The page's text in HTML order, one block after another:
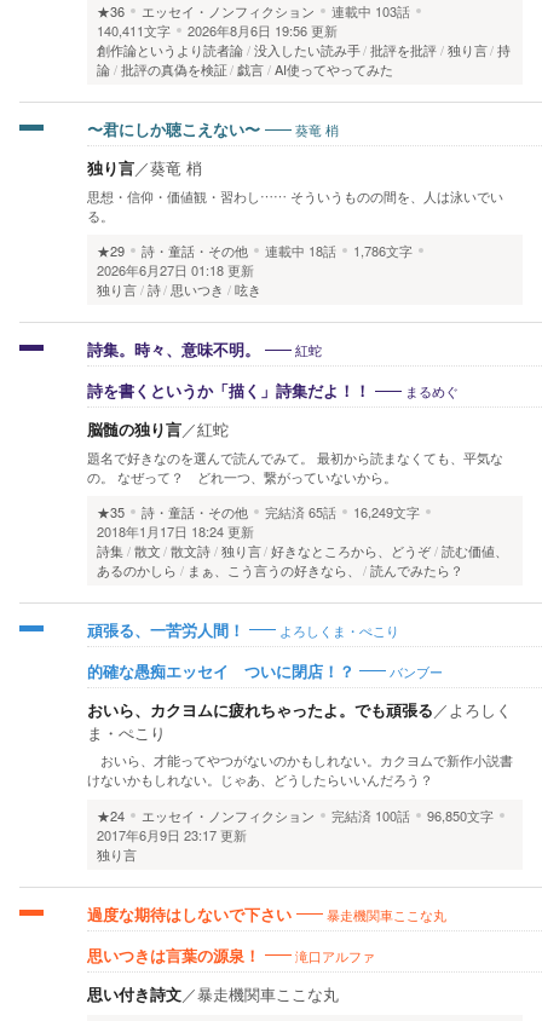
★36
エッセイ・ノンフィクション 連載中 103話
140,411文字
2026年8月6日 19:56 更新
創作論というより読者論 没入したい読み手 批評を批評 独り言 持
論 批評の真偽を検証 戯言 AI使ってやってみた
〜君にしか聴こえない〜 葵竜 梢
独り言／葵竜 梢
思想・信仰・価値観・習わし…… そういうものの間を、人は泳いでい
る。
★29
詩・童話・その他 連載中 18話
1,786文字
2026年6月27日 01:18 更新
独り言 詩 思いつき 呟き
詩集。時々、意味不明。 紅蛇
詩を書くというか「描く」詩集だよ！！ まるめぐ
脳髄の独り言／紅蛇
題名で好きなのを選んで読んでみて。 最初から読まなくても、平気な
の。 なぜって？ どれ一つ、繋がっていないから。
★35
詩・童話・その他 完結済65話
16,249文字
2018年1月17日 18:24 更新
詩集 散文 散文詩 独り言 好きなところから、どうぞ 読む価値、
あるのかしら
まぁ、こう言うの好きなら、 読んでみたら？
頑張る、一苦労人間！ よろしくま・ぺこり
的確な愚痴エッセイ ついに閉店！？ バンブー
おいら、カクヨムに疲れちゃったよ。でも頑張る／よろしく
ま・ぺこり
おいら、才能ってやつがないのかもしれない。カクヨムで新作小説書
けないかもしれない。じゃあ、どうしたらいいんだろう？
★24
エッセイ・ノンフィクション 完結済 100話
96,850文字
2017年6月9日 23:17 更新
独り言
過度な期待はしないで下さい 暴走機関車ここな丸
思いつきは言葉の源泉！ 滝口アルファ
思い付き詩文／暴走機関車ここな丸